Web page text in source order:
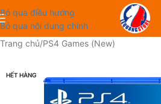
Bỏ qua điều hướng
Bỏ qua nội dung chính
Trang chủ/PS4 Games (New)
HẾT HÀNG